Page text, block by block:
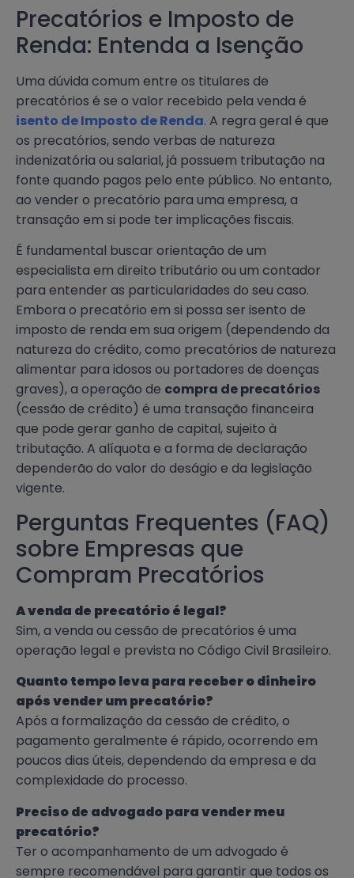
Precatórios e Imposto de
Renda: Entenda a Isenção
Uma dúvida comum entre os titulares de
precatórios é se o valor recebido pela venda é
isento de Imposto de Renda. A regra geral é que
os precatórios, sendo verbas de natureza
indenizatória ou salarial, já possuem tributação na
fonte quando pagos pelo ente público. No entanto,
ao vender o precatório para uma empresa, a
transação em si pode ter implicações fiscais.
É fundamental buscar orientação de um
especialista em direito tributário ou um contador
para entender as particularidades do seu caso.
Embora o precatório em si possa ser isento de
imposto de renda em sua origem (dependendo da
natureza do crédito, como precatórios de natureza
alimentar para idosos ou portadores de doenças
graves), a operação de compra de precatórios
(cessão de crédito) é uma transação financeira
que pode gerar ganho de capital, sujeito à
tributação. A alíquota e a forma de declaração
dependerão do valor do deságio e da legislação
vigente.
Perguntas Frequentes (FAQ)
sobre Empresas que
Compram Precatórios
A venda de precatório é legal?
Sim, a venda ou cessão de precatórios é uma
operação legal e prevista no Código Civil Brasileiro.
Quanto tempo leva para receber o dinheiro
após vender um precatório?
Após a formalização da cessão de crédito, o
pagamento geralmente é rápido, ocorrendo em
poucos dias úteis, dependendo da empresa e da
complexidade do processo.
Preciso de advogado para vender meu
precatório?
Ter o acompanhamento de um advogado é
sempre recomendável para garantir que todos os